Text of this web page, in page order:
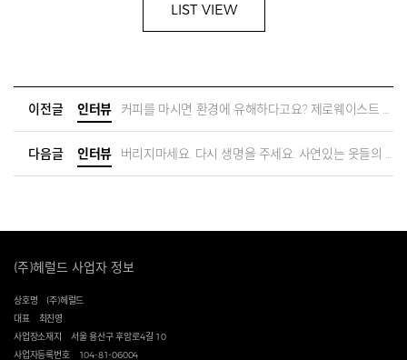
LIST VIEW
이전글 인터뷰 커피를 마시면 환경에 유해하다고요? 제로웨이스트 커피 즐기기, 100퍼 가능
다음글 인터뷰 버리지마세요. 다시 생명을 주세요. 사연있는 옷들의 부활
(주)헤럴드 사업자 정보
상호명
(주)헤럴드
대표
최진영
사업장소재지
서울 용산구 후암로4길 10
사업자등록번호
104-81-06004